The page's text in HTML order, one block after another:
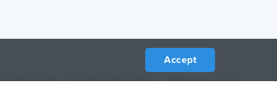
confidentialité / Conditions d'utilisation / Politique de retour
Accept